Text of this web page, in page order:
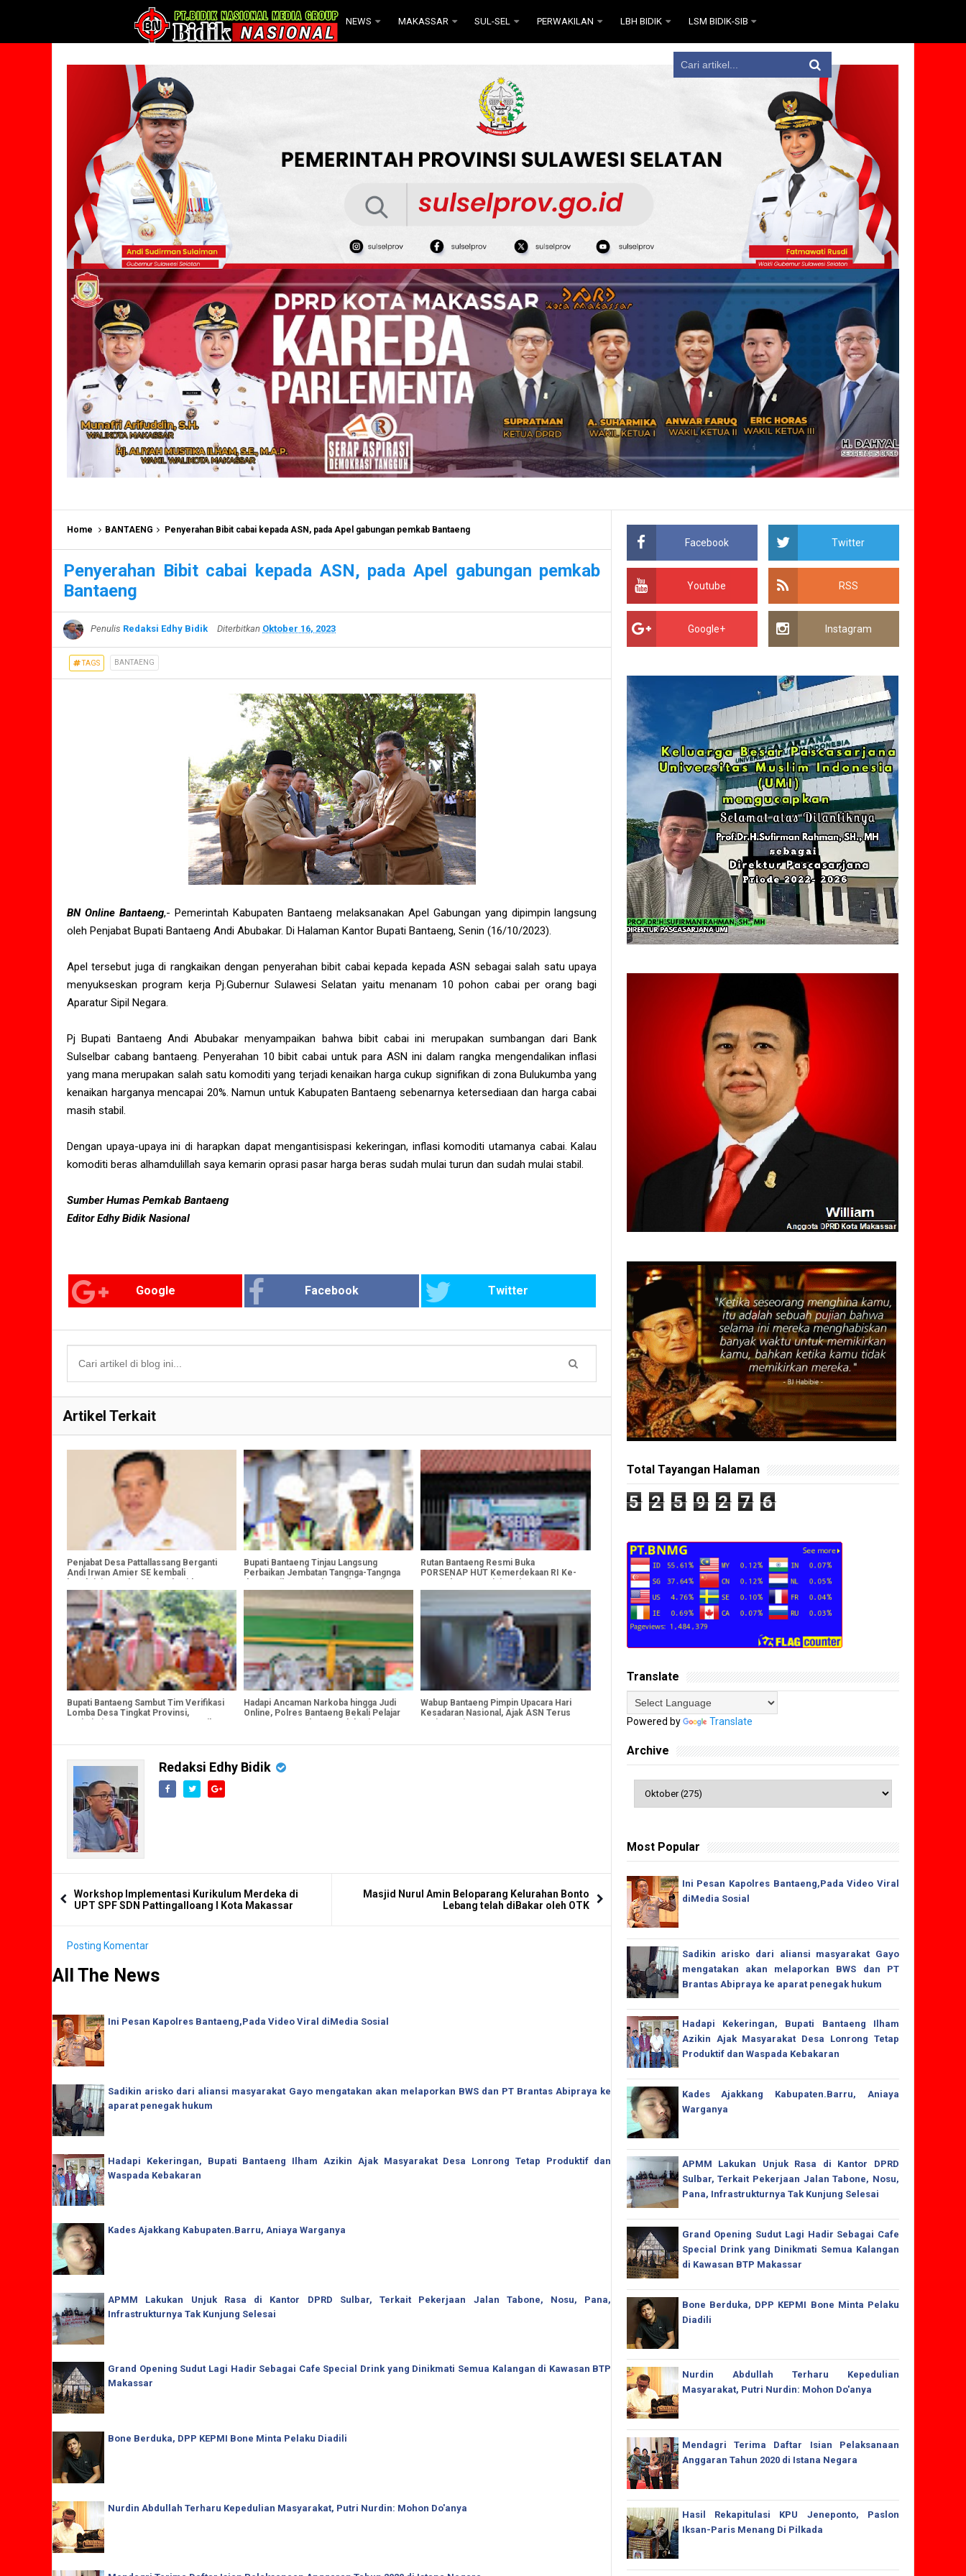
NEWS MAKASSAR SUL-SEL PERWAKILAN LBH BIDIK LSM BIDIK-SIB
Home BANTAENG Penyerahan Bibit cabai kepada ASN, pada Apel gabungan pemkab Bantaeng
Penyerahan Bibit cabai kepada ASN, pada Apel gabungan pemkab
Bantaeng
Penulis Redaksi Edhy Bidik Diterbitkan Oktober 16, 2023
TAGS BANTAENG
BN Online Bantaeng,- Pemerintah Kabupaten Bantaeng melaksanakan Apel Gabungan yang dipimpin langsung
oleh Penjabat Bupati Bantaeng Andi Abubakar. Di Halaman Kantor Bupati Bantaeng, Senin (16/10/2023).
Apel tersebut juga di rangkaikan dengan penyerahan bibit cabai kepada kepada ASN sebagai salah satu upaya
menyukseskan program kerja Pj.Gubernur Sulawesi Selatan yaitu menanam 10 pohon cabai per orang bagi
Aparatur Sipil Negara.
Pj Bupati Bantaeng Andi Abubakar menyampaikan bahwa bibit cabai ini merupakan sumbangan dari Bank
Sulselbar cabang bantaeng. Penyerahan 10 bibit cabai untuk para ASN ini dalam rangka mengendalikan inflasi
yang mana merupakan salah satu komoditi yang terjadi kenaikan harga cukup signifikan di zona Bulukumba yang
kenaikan harganya mencapai 20%. Namun untuk Kabupaten Bantaeng sebenarnya ketersediaan dan harga cabai
masih stabil.
Dengan upaya-upaya ini di harapkan dapat mengantisispasi kekeringan, inflasi komoditi utamanya cabai. Kalau
komoditi beras alhamdulillah saya kemarin oprasi pasar harga beras sudah mulai turun dan sudah mulai stabil.
Sumber Humas Pemkab Bantaeng
Editor Edhy Bidik Nasional
Google Facebook Twitter
Artikel Terkait
Penjabat Desa Pattallassang Berganti
Andi Irwan Amier SE kembali
beraktivitas sebagai Kepala Bidang,
Begini Ungkapannya
Bupati Bantaeng Tinjau Langsung
Perbaikan Jembatan Tangnga-Tangnga
dan Panaikang untuk Pastikan Kualitas
Infrastruktur
Rutan Bantaeng Resmi Buka
PORSENAP HUT Kemerdekaan RI Ke-
81, Perkuat Sportivitas dan
Kebersamaan
Bupati Bantaeng Sambut Tim Verifikasi
Lomba Desa Tingkat Provinsi,
Optimistis Desa Bonto Tangnga Raih
Hadapi Ancaman Narkoba hingga Judi
Online, Polres Bantaeng Bekali Pelajar
MPLS SMAN 2 dengan Edukasi
Wabup Bantaeng Pimpin Upacara Hari
Kesadaran Nasional, Ajak ASN Terus
Berinovasi
Redaksi Edhy Bidik
Workshop Implementasi Kurikulum Merdeka di
UPT SPF SDN Pattingalloang I Kota Makassar
Masjid Nurul Amin Beloparang Kelurahan Bonto
Lebang telah diBakar oleh OTK
Posting Komentar
All The News
Ini Pesan Kapolres Bantaeng,Pada Video Viral diMedia Sosial
Sadikin arisko dari aliansi masyarakat Gayo mengatakan akan melaporkan BWS dan PT Brantas Abipraya ke
aparat penegak hukum
Hadapi Kekeringan, Bupati Bantaeng Ilham Azikin Ajak Masyarakat Desa Lonrong Tetap Produktif dan
Waspada Kebakaran
Kades Ajakkang Kabupaten.Barru, Aniaya Warganya
APMM Lakukan Unjuk Rasa di Kantor DPRD Sulbar, Terkait Pekerjaan Jalan Tabone, Nosu, Pana,
Infrastrukturnya Tak Kunjung Selesai
Grand Opening Sudut Lagi Hadir Sebagai Cafe Special Drink yang Dinikmati Semua Kalangan di Kawasan BTP
Makassar
Bone Berduka, DPP KEPMI Bone Minta Pelaku Diadili
Nurdin Abdullah Terharu Kepedulian Masyarakat, Putri Nurdin: Mohon Do'anya
Facebook Twitter
Youtube RSS
Google+ Instagram
Total Tayangan Halaman
5 2 5 9 2 7 6
Translate
Powered by Translate
Archive
Most Popular
Ini Pesan Kapolres Bantaeng,Pada Video Viral
diMedia Sosial
Sadikin arisko dari aliansi masyarakat Gayo
mengatakan akan melaporkan BWS dan PT
Brantas Abipraya ke aparat penegak hukum
Hadapi Kekeringan, Bupati Bantaeng Ilham
Azikin Ajak Masyarakat Desa Lonrong Tetap
Produktif dan Waspada Kebakaran
Kades Ajakkang Kabupaten.Barru, Aniaya
Warganya
APMM Lakukan Unjuk Rasa di Kantor DPRD
Sulbar, Terkait Pekerjaan Jalan Tabone, Nosu,
Pana, Infrastrukturnya Tak Kunjung Selesai
Grand Opening Sudut Lagi Hadir Sebagai Cafe
Special Drink yang Dinikmati Semua Kalangan
di Kawasan BTP Makassar
Bone Berduka, DPP KEPMI Bone Minta Pelaku
Diadili
Nurdin Abdullah Terharu Kepedulian
Masyarakat, Putri Nurdin: Mohon Do'anya
Mendagri Terima Daftar Isian Pelaksanaan
Anggaran Tahun 2020 di Istana Negara
Hasil Rekapitulasi KPU Jeneponto, Paslon
Iksan-Paris Menang Di Pilkada